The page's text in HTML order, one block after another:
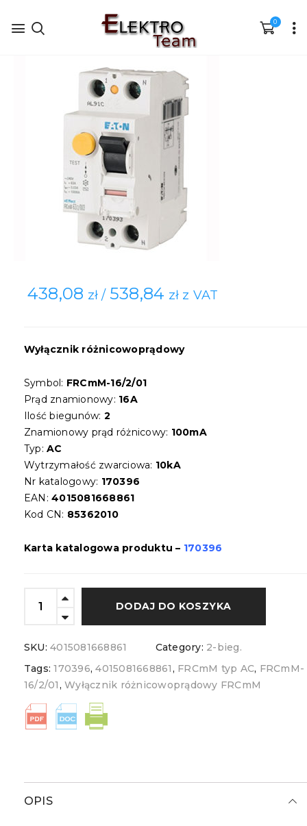
0
438,08 zł / 538,84 zł z VAT
Wyłącznik różnicowoprądowy
Symbol: FRCmM-16/2/01
Prąd znamionowy: 16A
Ilość biegunów: 2
Znamionowy prąd różnicowy: 100mA
Typ:AC
Wytrzymałość zwarciowa: 10kA
Nr katalogowy: 170396
EAN:4015081668861
Kod CN: 85362010
Karta katalogowa produktu – 170396
DODAJ DO KOSZYKA
SKU:4015081668861 Category: 2-bieg.
Tags:170396,4015081668861, FRCmM typ AC, FRCmM-
16/2/01,Wyłącznik różnicowoprądowy FRCmM
OPIS